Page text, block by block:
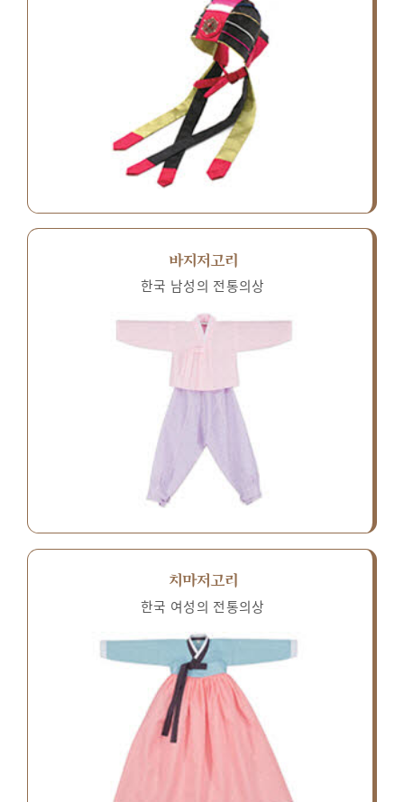
바지저고리
한국 남성의 전통의상
치마저고리
한국 여성의 전통의상